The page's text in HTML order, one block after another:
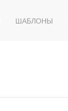
ШАБЛОНЫ